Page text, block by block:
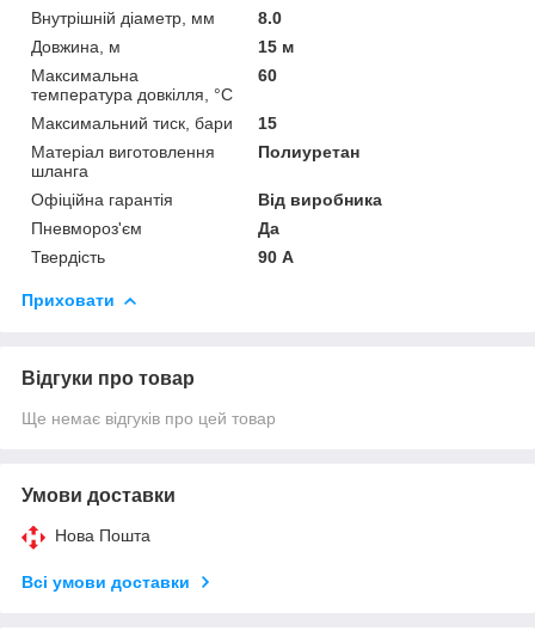
Внутрішній діаметр, мм
8.0
Довжина, м
15 м
Максимальна
температура довкілля, °C
60
Максимальний тиск, бари
15
Матеріал виготовлення
шланга
Полиуретан
Офіційна гарантія
Від виробника
Пневмороз'єм
Да
Твердість
90 А
Приховати
Відгуки про товар
Ще немає відгуків про цей товар
Умови доставки
Нова Пошта
Всі умови доставки